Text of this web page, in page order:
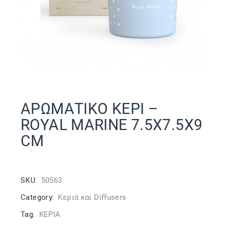
ΑΡΩΜΑΤΙΚΟ ΚΕΡΙ –
ROYAL MARINE 7.5X7.5X9
CM
SKU: 50563
Category: Κεριά και Diffusers
Tag: ΚΕΡΙΑ